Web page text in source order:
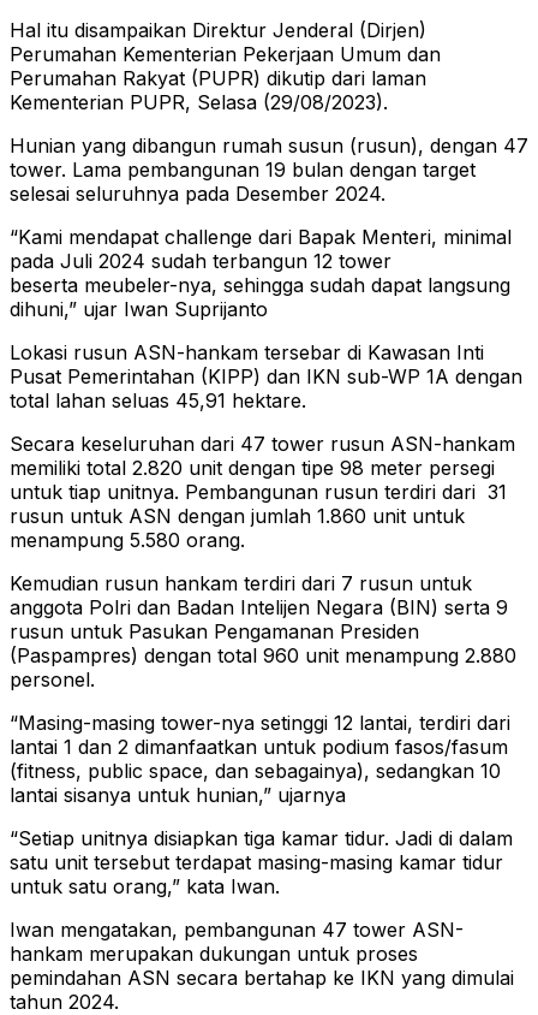
Hal itu disampaikan Direktur Jenderal (Dirjen)
Perumahan Kementerian Pekerjaan Umum dan
Perumahan Rakyat (PUPR) dikutip dari laman
Kementerian PUPR, Selasa (29/08/2023).
Hunian yang dibangun rumah susun (rusun), dengan 47
tower. Lama pembangunan 19 bulan dengan target
selesai seluruhnya pada Desember 2024.
“Kami mendapat challenge dari Bapak Menteri, minimal
pada Juli 2024 sudah terbangun 12 tower
beserta meubeler-nya, sehingga sudah dapat langsung
dihuni,” ujar Iwan Suprijanto
Lokasi rusun ASN-hankam tersebar di Kawasan Inti
Pusat Pemerintahan (KIPP) dan IKN sub-WP 1A dengan
total lahan seluas 45,91 hektare.
Secara keseluruhan dari 47 tower rusun ASN-hankam
memiliki total 2.820 unit dengan tipe 98 meter persegi
untuk tiap unitnya. Pembangunan rusun terdiri dari 31
rusun untuk ASN dengan jumlah 1.860 unit untuk
menampung 5.580 orang.
Kemudian rusun hankam terdiri dari 7 rusun untuk
anggota Polri dan Badan Intelijen Negara (BIN) serta 9
rusun untuk Pasukan Pengamanan Presiden
(Paspampres) dengan total 960 unit menampung 2.880
personel.
“Masing-masing tower-nya setinggi 12 lantai, terdiri dari
lantai 1 dan 2 dimanfaatkan untuk podium fasos/fasum
(fitness, public space, dan sebagainya), sedangkan 10
lantai sisanya untuk hunian,” ujarnya
“Setiap unitnya disiapkan tiga kamar tidur. Jadi di dalam
satu unit tersebut terdapat masing-masing kamar tidur
untuk satu orang,” kata Iwan.
Iwan mengatakan, pembangunan 47 tower ASN-
hankam merupakan dukungan untuk proses
pemindahan ASN secara bertahap ke IKN yang dimulai
tahun 2024.